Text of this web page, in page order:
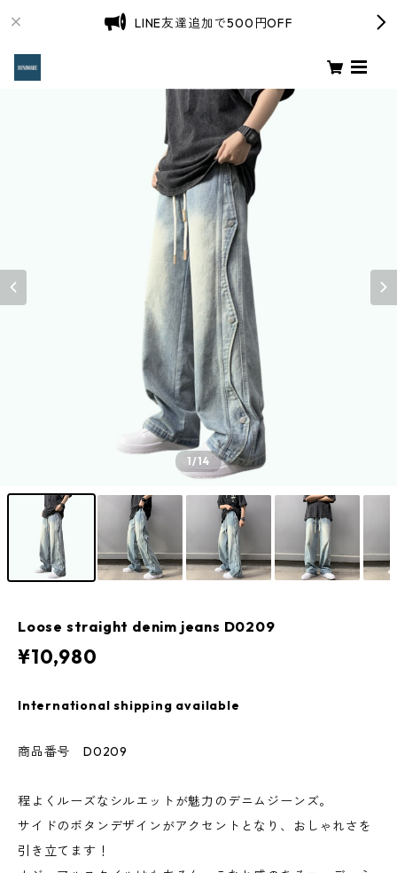
LINE友達追加で500円OFF
1/14
Loose straight denim jeans D0209
¥10,980
International shipping available
商品番号 D0209
程よくルーズなシルエットが魅力のデニムジーンズ。
サイドのボタンデザインがアクセントとなり、おしゃれさを
引き立てます！